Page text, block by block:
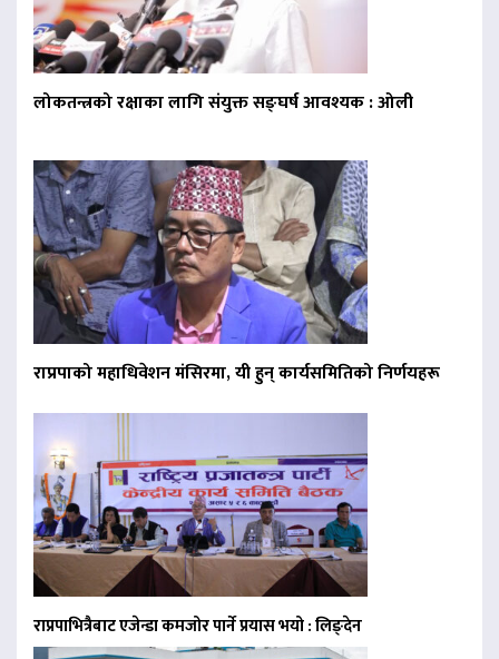
लोकतन्त्रको रक्षाका लागि संयुक्त सङ्घर्ष आवश्यक : ओली
राप्रपाको महाधिवेशन मंसिरमा, यी हुन् कार्यसमितिको निर्णयहरू
राप्रपाभित्रैबाट एजेन्डा कमजोर पार्ने प्रयास भयो : लिङ्देन